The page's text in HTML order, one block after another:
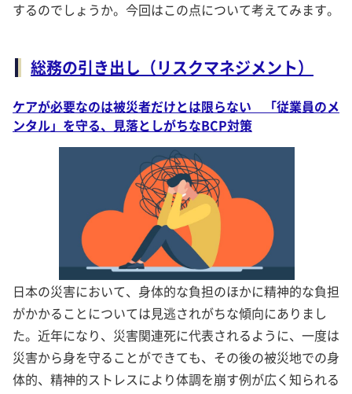
するのでしょうか。今回はこの点について考えてみます。
総務の引き出し（リスクマネジメント）
ケアが必要なのは被災者だけとは限らない 「従業員のメ
ンタル」を守る、見落としがちなBCP対策
日本の災害において、身体的な負担のほかに精神的な負担
がかかることについては見逃されがちな傾向にありまし
た。近年になり、災害関連死に代表されるように、一度は
災害から身を守ることができても、その後の被災地での身
体的、精神的ストレスにより体調を崩す例が広く知られる